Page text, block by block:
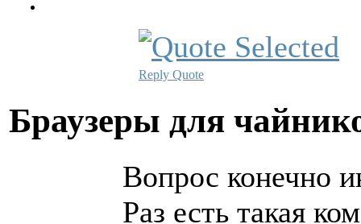
Reply Quote
Браузеры для
Вопрос конечно
Раз есть такая